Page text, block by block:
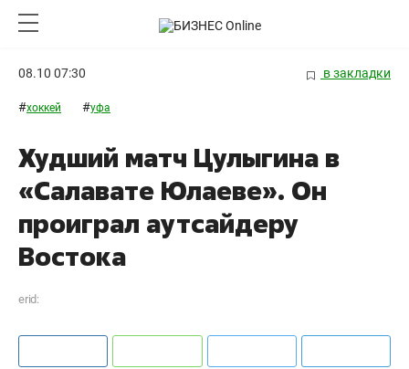
08.10 07:30 в закладки
#хоккей #уфа
Худший матч Цулыгина в
«Салавате Юлаеве». Он
проиграл аутсайдеру
Востока
erid: